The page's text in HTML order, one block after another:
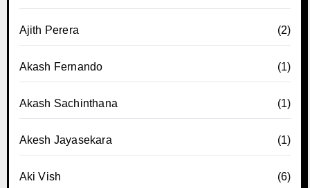
Ajith Perera (2)
Akash Fernando (1)
Akash Sachinthana (1)
Akesh Jayasekara (1)
Aki Vish (6)